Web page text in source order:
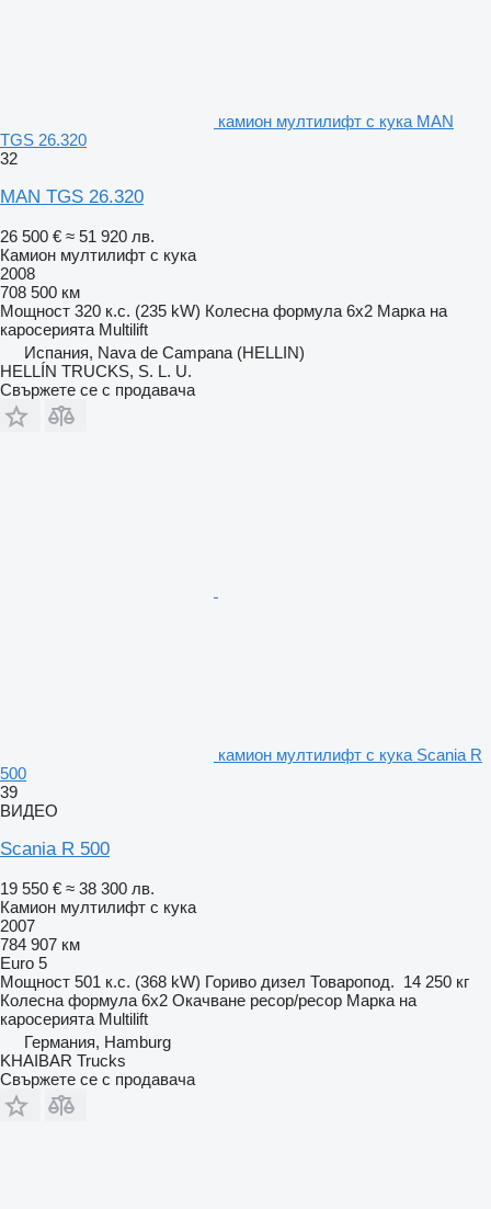
камион мултилифт с кука MAN
TGS 26.320
32
MAN TGS 26.320
26 500 € ≈ 51 920 лв.
Камион мултилифт с кука
2008
708 500 км
Мощност 320 к.с. (235 kW) Колесна формула 6x2 Марка на
каросерията Multilift
Испания, Nava de Campana (HELLIN)
HELLÍN TRUCKS, S. L. U.
Свържете се с продавача
камион мултилифт с кука Scania R
500
39
ВИДЕО
Scania R 500
19 550 € ≈ 38 300 лв.
Камион мултилифт с кука
2007
784 907 км
Euro 5
Мощност 501 к.с. (368 kW) Гориво дизел Товаропод. 14 250 кг
Колесна формула 6x2 Окачване ресор/ресор Марка на
каросерията Multilift
Германия, Hamburg
KHAIBAR Trucks
Свържете се с продавача